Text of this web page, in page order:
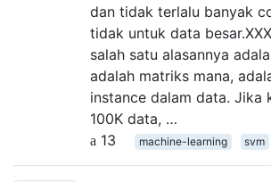
dan tidak terlalu banyak
tidak untuk data
salah satu alasannya
adalah matriks mana,
instance dalam data. Jika
100K data, …
13
machine-learning svm